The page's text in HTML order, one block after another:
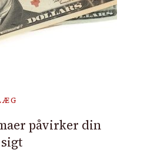
påvirker din